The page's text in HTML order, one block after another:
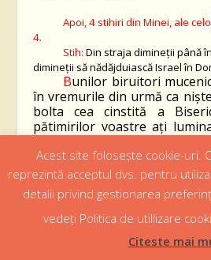
Apoi, 4 stihiri din Minei, ale
4.
Stih: Din straja dimineţii până
dimineţii să nădăjduiască Israel în
Bunilor biruitori
în vremurile din urmă ca
bolta cea cinstită a
pătimirilor voastre ați
iar acum v-ați mutat la
Pentru aceasta
ocrotitori ai noștri,
luminata și sfințita voastră
Că la Domnul este mila
El va mântui pe Israel de toate
Acest site folosește cookie-uri.
reprezintă acceptul dvs. pentru
detalii privind gestionarea
vedeți Politica de utillizare
Citeste mai